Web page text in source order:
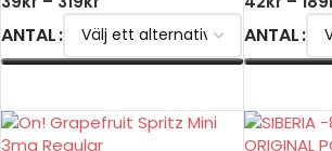
ANTAL ANTAL